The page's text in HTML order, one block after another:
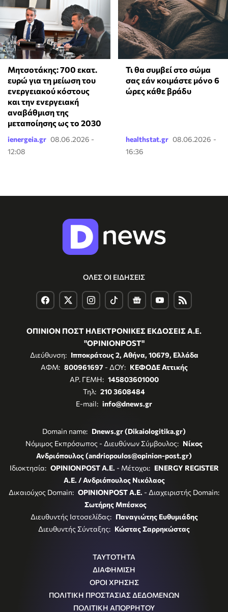
Μητσοτάκης: 700 εκατ.
ευρώ για τη μείωση του
ενεργειακού κόστους
και την ενεργειακή
αναβάθμιση της
μεταποίησης ως το 2030
ienergeia.gr 08.06.2026 -
12:08
Τι θα συμβεί στο σώμα
σας εάν κοιμάστε μόνο 6
ώρες κάθε βράδυ
healthstat.gr 08.06.2026 -
16:36
ΟΛΕΣ ΟΙ ΕΙΔΗΣΕΙΣ
ΟΠΙΝΙΟΝ ΠΟΣΤ ΗΛΕΚΤΡΟΝΙΚΕΣ ΕΚΔΟΣΕΙΣ Α.Ε.
"OPINIONPOST"
Διεύθυνση: Ιπποκράτους 2, Αθήνα, 10679, Ελλάδα
ΑΦΜ: 800961697- ΔΟΥ: ΚΕΦΟΔΕ Αττικής
ΑΡ. ΓΕΜΗ: 145803601000
Τηλ: 210 3608484
E-mail: info@dnews.gr
Domain name: Dnews.gr (Dikaiologitika.gr)
Νόμιμος Εκπρόσωπος - Διευθύνων Σύμβουλος: Νίκος
Ανδριόπουλος (andriopoulos@opinion-post.gr)
Ιδιοκτησία: OPINIONPOST A.E. - Μέτοχοι: ENERGY REGISTER
Α.Ε. / Ανδριόπουλος Νικόλαος
Δικαιούχος Domain: OPINIONPOST A.E. - Διαχειριστής Domain:
Σωτήρης Μπέσκος
Διευθυντής Ιστοσελίδας: Παναγιώτης Ευθυμιάδης
Διευθυντής Σύνταξης: Κώστας Σαρρηκώστας
ΤΑΥΤΟΤΗΤΑ
ΔΙΑΦΗΜΙΣΗ
ΟΡΟΙ ΧΡΗΣΗΣ
ΠΟΛΙΤΙΚΗ ΠΡΟΣΤΑΣΙΑΣ ΔΕΔΟΜΕΝΩΝ
ΠΟΛΙΤΙΚΗ ΑΠΟΡΡΗΤΟΥ